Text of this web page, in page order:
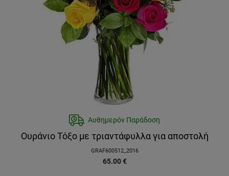
Αυθημερόν Παράδοση
Ουράνιο Τόξο με τριαντάφυλλα για αποστολή
GRAF600512_2016
65.00 €